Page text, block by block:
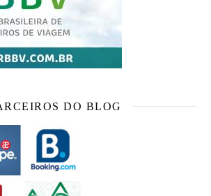
DO BLOG